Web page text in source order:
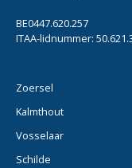
BE0447.620.257
ITAA-lidnummer:
Zoersel
Kalmthout
Vosselaar
Schilde